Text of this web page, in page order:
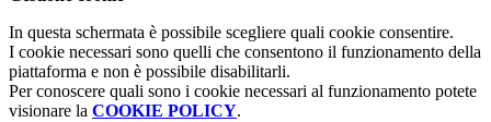
In questa schermata è possibile scegliere quali cookie consentire.
I cookie necessari sono quelli che consentono il funzionamento della
piattaforma e non è possibile disabilitarli.
Per conoscere quali sono i cookie necessari al funzionamento potete
visionare la COOKIE POLICY.